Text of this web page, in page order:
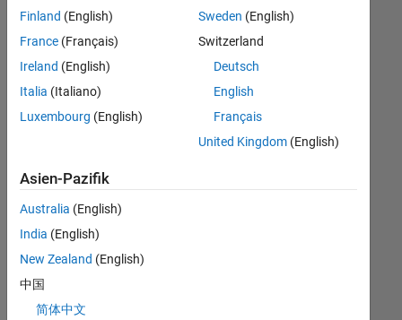
Suchkriterien
weiter
fassen
oder
alle
Stellenangebote
anzeigen .
noch
keine
offenen
Stellen
können,
die
Finland (English)
France (Français)
Ireland (English)
Italia (Italiano)
Luxembourg (English)
Sweden (English)
Switzerland
Deutsch
English
Français
United Kingdom(English)
Asien-Pazifik
Australia (English)
India (English)
New Zealand (English)
中国
简体中文